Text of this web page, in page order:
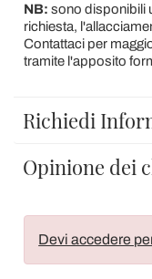
NB: sono disponibili
richiesta,
Contattaci per
tramite l'apposito
Richiedi
Opinione dei
Devi accedere